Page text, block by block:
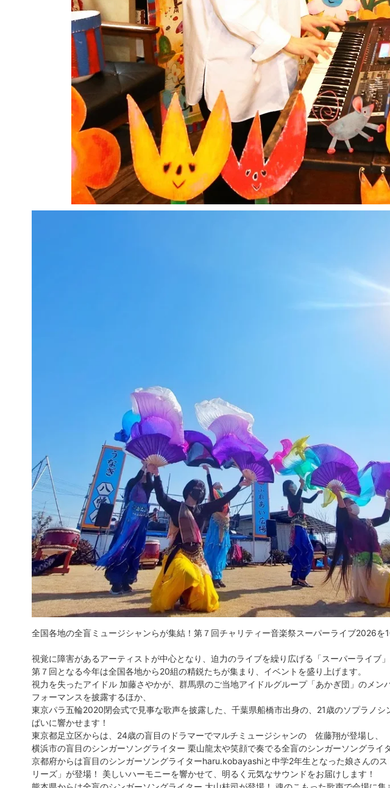
全国各地の全盲ミュージシャンらが集結！第７回チャリティー音楽祭スーパーライブ2026を
視覚に障害があるアーティストが中心となり、迫力のライブを繰り広げる「スーパーライブ」
第７回となる今年は全国各地から20組の精鋭たちが集まり、イベントを盛り上げます。
視力を失ったアイドル 加藤さやかが、群馬県のご当地アイドルグループ「あかぎ団」のメン
フォーマンスを披露するほか、
東京パラ五輪2020閉会式で見事な歌声を披露した、千葉県船橋市出身の、21歳のソプラノ
ぱいに響かせます！
東京都足立区からは、24歳の盲目のドラマーでマルチミュージシャンの 佐藤翔が登場し、
横浜市の盲目のシンガーソングライター 栗山龍太や笑顔で奏でる全盲のシンガーソングライ
京都府からは盲目のシンガーソングライターharu.kobayashiと中学2年生となった娘さんの
リーズ」が登場！ 美しいハーモニーを響かせて、明るく元気なサウンドをお届けします！